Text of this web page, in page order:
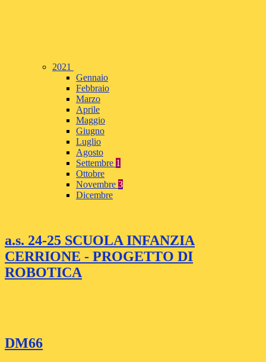
2021
Gennaio
Febbraio
Marzo
Aprile
Maggio
Giugno
Luglio
Agosto
Settembre 1
Ottobre
Novembre 3
Dicembre
a.s. 24-25 SCUOLA INFANZIA
CERRIONE - PROGETTO DI
ROBOTICA
DM66